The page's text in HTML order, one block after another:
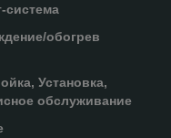
система
обогрев
Установка,
обслуживание